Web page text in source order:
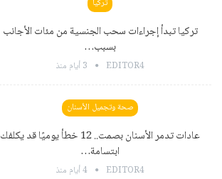
تركيا
تركيا تبدأ إجراءات سحب الجنسية من مئات الأجانب
بسبب…
EDITOR4 3 أيام منذ
صحة وتجميل الأسنان
عادات تدمر الأسنان بصمت.. 12 خطأ يوميًا قد يكلفك
ابتسامة…
EDITOR4 4 أيام منذ